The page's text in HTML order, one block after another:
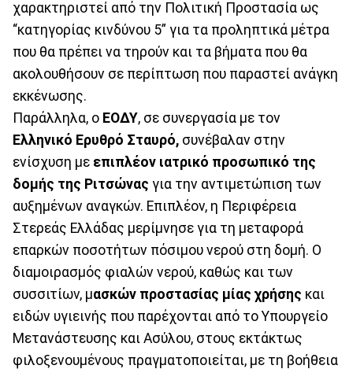
χαρακτηριστεί από την Πολιτική Προστασία ως
“κατηγορίας κινδύνου 5” για τα προληπτικά μέτρα
που θα πρέπει να τηρούν και τα βήματα που θα
ακολουθήσουν σε περίπτωση που παραστεί ανάγκη
εκκένωσης.
Παράλληλα, ο ΕΟΔΥ, σε συνεργασία με τον
Ελληνικό Ερυθρό Σταυρό, συνέβαλαν στην
ενίσχυση με επιπλέον ιατρικό προσωπικό της
δομής της Ριτσώνας για την αντιμετώπιση των
αυξημένων αναγκών. Επιπλέον, η Περιφέρεια
Στερεάς Ελλάδας μερίμνησε για τη μεταφορά
επαρκών ποσοτήτων πόσιμου νερού στη δομή. Ο
διαμοιρασμός φιαλών νερού, καθώς και των
συσσιτίων, μασκών προστασίας μίας χρήσης και
ειδών υγιεινής που παρέχονται από το Υπουργείο
Μετανάστευσης και Ασύλου, στους εκτάκτως
φιλοξενουμένους πραγματοποιείται, με τη βοήθεια